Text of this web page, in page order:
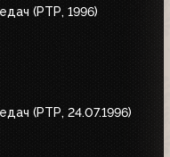
(РТР, 1996)
(РТР, 24.07.1996)